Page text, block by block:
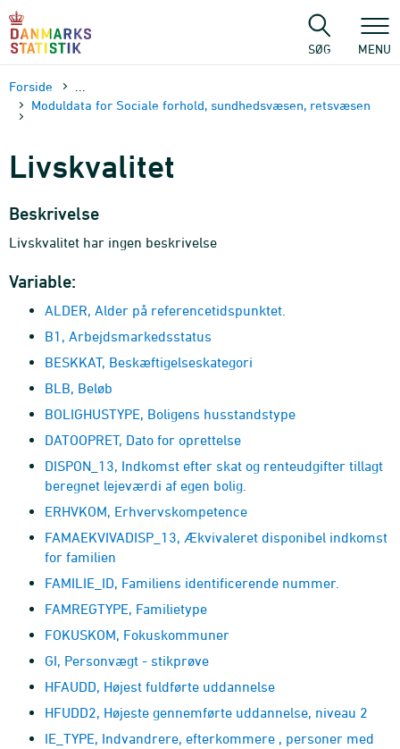
sidens
SØG MENU
Forside
Moduldata for Sociale forhold, sundhedsvæsen, retsvæsen
Livskvalitet
Beskrivelse
Livskvalitet har ingen beskrivelse
Variable:
ALDER, Alder på referencetidspunktet.
B1, Arbejdsmarkedsstatus
BESKKAT, Beskæftigelseskategori
BLB, Beløb
BOLIGHUSTYPE, Boligens husstandstype
DATOOPRET, Dato for oprettelse
DISPON_13, Indkomst efter skat og renteudgifter tillagt
beregnet lejeværdi af egen bolig.
ERHVKOM, Erhvervskompetence
FAMAEKVIVADISP_13, Ækvivaleret disponibel indkomst
for familien
FAMILIE_ID, Familiens identificerende nummer.
FAMREGTYPE, Familietype
FOKUSKOM, Fokuskommuner
GI, Personvægt - stikprøve
HFAUDD, Højest fuldførte uddannelse
HFUDD2, Højeste gennemførte uddannelse, niveau 2
IE_TYPE, Indvandrere, efterkommere , personer med